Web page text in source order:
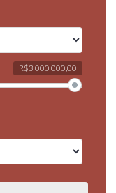
R$3 000 000,00